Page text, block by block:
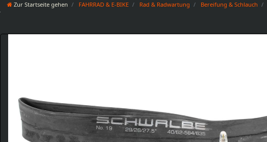
Zur Startseite gehen FAHRRAD & E-BIKE Rad & Radwartung Bereifung & Schlauch